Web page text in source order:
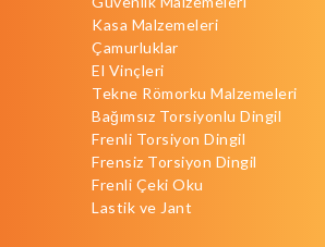
Kasa Malzemeleri
Çamurluklar
El Vinçleri
Tekne Römorku Malzemeleri
Bağımsız Torsiyonlu Dingil
Frenli Torsiyon Dingil
Frensiz Torsiyon Dingil
Frenli Çeki Oku
Lastik ve Jant